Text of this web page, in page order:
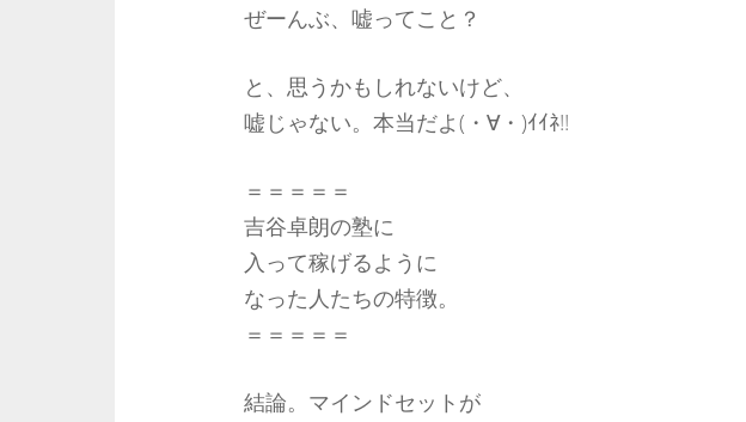
ぜーんぶ、嘘ってこと？
と、思うかもしれないけど、
嘘じゃない。本当だよ(・∀・)ｲｲﾈ!!
＝＝＝＝＝
吉谷卓朗の塾に
入って稼げるように
なった人たちの特徴。
＝＝＝＝＝
結論。マインドセットが